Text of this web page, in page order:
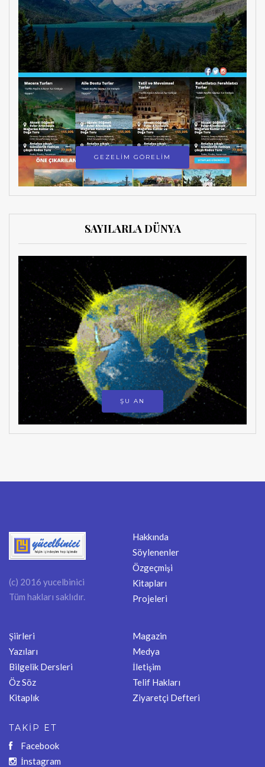
GEZELİM GÖRELİM
SAYILARLA DÜNYA
ŞU AN
(c) 2016 yucelbinici
Tüm hakları saklıdır.
Hakkında
Söylenenler
Özgeçmişi
Kitapları
Projeleri
Şiirleri
Yazıları
Bilgelik Dersleri
Öz Söz
Kitaplık
Magazin
Medya
İletişim
Telif Hakları
Ziyaretçi Defteri
TAKİP ET
Facebook
İnstagram